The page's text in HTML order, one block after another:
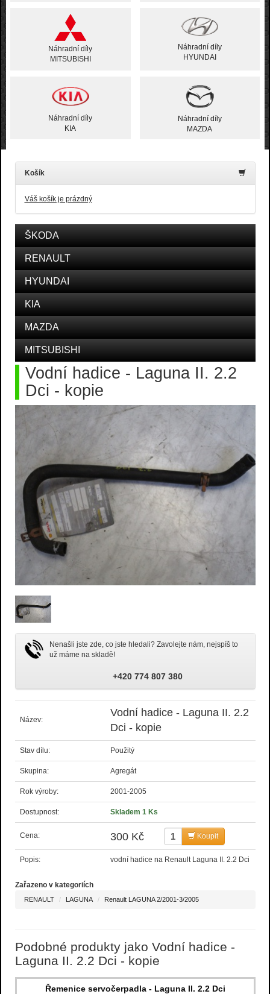
Náhradní díly
MITSUBISHI
Náhradní díly
HYUNDAI
Náhradní díly
KIA
Náhradní díly
MAZDA
Košík
Váš košík je prázdný
ŠKODA
RENAULT
HYUNDAI
KIA
MAZDA
MITSUBISHI
Vodní hadice - Laguna II. 2.2
Dci - kopie
Nenašli jste zde, co jste hledali? Zavolejte nám, nejspíš to
už máme na skladě!
+420 774 807 380
Název:
Vodní hadice - Laguna II. 2.2
Dci - kopie
Stav dílu: Použitý
Skupina: Agregát
Rok výroby: 2001-2005
Dostupnost: Skladem 1 Ks
Cena: 300 Kč Koupit
Popis: vodní hadice na Renault Laguna II. 2.2 Dci
Zařazeno v kategoriích
RENAULT LAGUNA Renault LAGUNA 2/2001-3/2005
Podobné produkty jako Vodní hadice -
Laguna II. 2.2 Dci - kopie
Řemenice servočerpadla - Laguna II. 2.2 Dci